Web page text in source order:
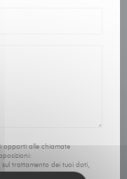
opporti alle chiamate
trattamento dei tuoi dati,